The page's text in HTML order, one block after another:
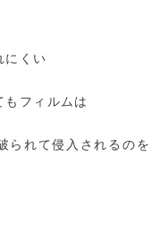
にくい
フィルムは
られて侵入されるのを